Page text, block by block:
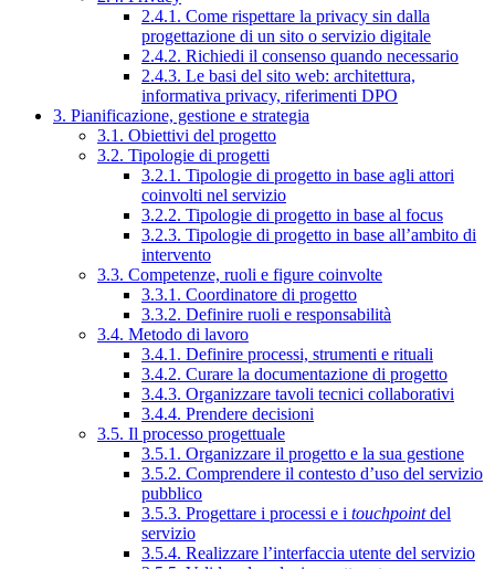
2.4.1. Come rispettare la privacy sin dalla
progettazione di un sito o servizio digitale
2.4.2. Richiedi il consenso quando necessario
2.4.3. Le basi del sito web: architettura,
informativa privacy, riferimenti DPO
3. Pianificazione, gestione e strategia
3.1. Obiettivi del progetto
3.2. Tipologie di progetti
3.2.1. Tipologie di progetto in base agli attori
coinvolti nel servizio
3.2.2. Tipologie di progetto in base al focus
3.2.3. Tipologie di progetto in base all’ambito di
intervento
3.3. Competenze, ruoli e figure coinvolte
3.3.1. Coordinatore di progetto
3.3.2. Definire ruoli e responsabilità
3.4. Metodo di lavoro
3.4.1. Definire processi, strumenti e rituali
3.4.2. Curare la documentazione di progetto
3.4.3. Organizzare tavoli tecnici collaborativi
3.4.4. Prendere decisioni
3.5. Il processo progettuale
3.5.1. Organizzare il progetto e la sua gestione
3.5.2. Comprendere il contesto d’uso del servizio
pubblico
3.5.3. Progettare i processi e i touchpointdel
servizio
3.5.4. Realizzare l’interfaccia utente del servizio